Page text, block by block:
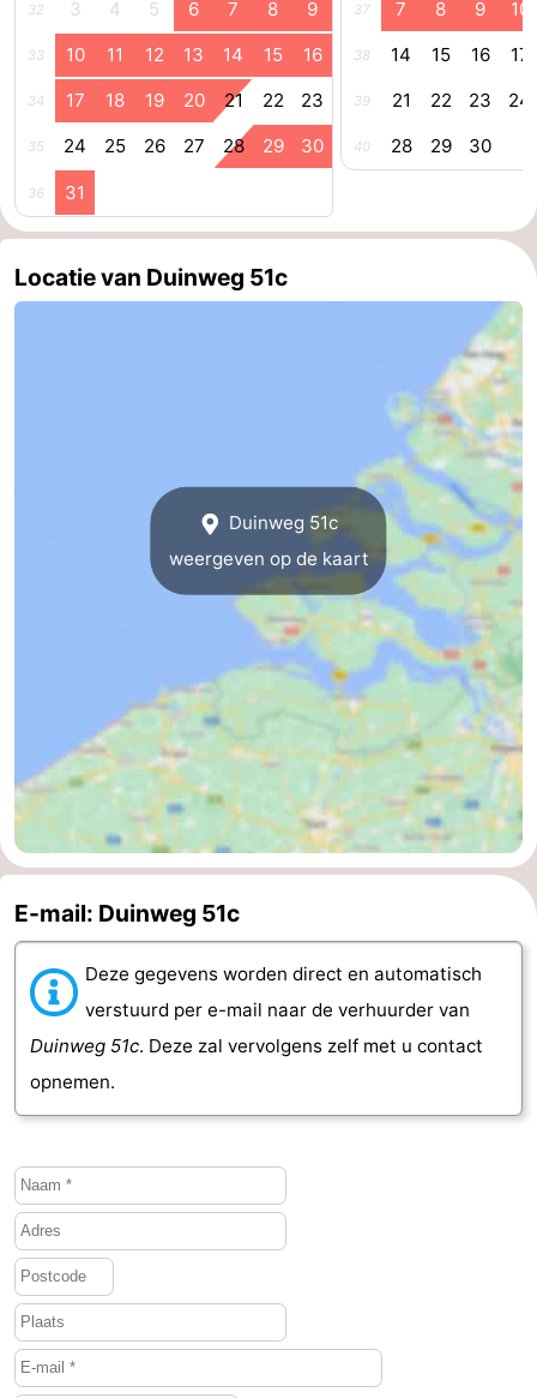
van
Schouwen
Veere
Natuur
Oranjezon
Oostkapelle
-
de
Domburg
-
Cadzand
-
Natuur
Het
Weer
Contact
32 3 4 5 6 7 8 9
33 10 11 12 13 14 15 16
34 17 18 19 20 21 22 23
35 24 25 26 27 28 29 30
36 31
37 7 8 9 10
38 14 15 16 17
39 21 22 23 24
40 28 29 30
Locatie van Duinweg 51c
Duinweg 51c
weergeven op de kaart
E-mail: Duinweg 51c
Deze gegevens worden direct en automatisch
verstuurd per e-mail naar de verhuurder van
Duinweg 51c. Deze zal vervolgens zelf met u contact
opnemen.